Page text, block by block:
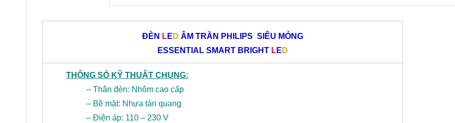
ĐÈN LE D ÂM TRẦN PHILIPS SIÊU MỎNG
ESSENTIAL SMART BRIGHT LE D
THÔNG SỐ KỸ THUẬT CHUNG:
– Thân đèn: Nhôm cao cấp
– Bề mặt: Nhựa tán quang
– Điện áp: 110 – 230 V